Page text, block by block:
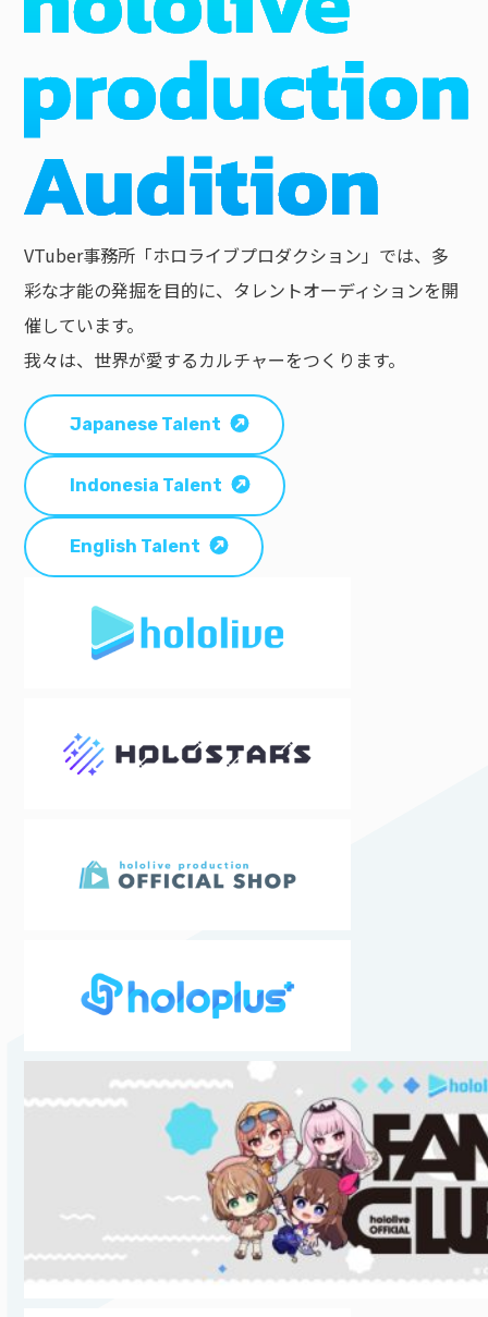
VTuber事務所「ホロライブプロダクション」では、多
彩な才能の発掘を目的に、タレントオーディションを開
催しています。
我々は、世界が愛するカルチャーをつくります。
Japanese Talent
Indonesia Talent
English Talent